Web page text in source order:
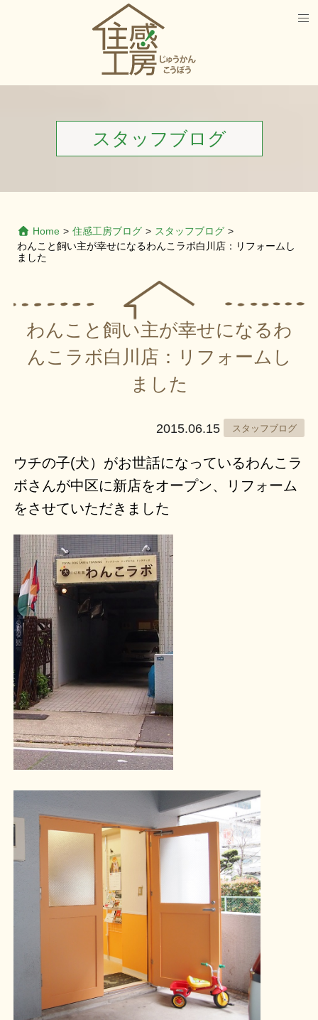
スタッフブログ
Home > 住感工房ブログ > スタッフブログ >
わんこと飼い主が幸せになるわんこラボ白川店：リフォームし
ました
わんこと飼い主が幸せになるわ
んこラボ白川店：リフォームし
ました
2015.06.15 スタッフブログ
ウチの子(犬）がお世話になっているわんこラ
ボさんが中区に新店をオープン、リフォーム
をさせていただきました